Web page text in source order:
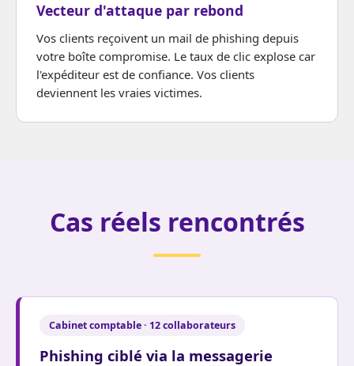
Vecteur d'attaque par rebond
Vos clients reçoivent un mail de phishing depuis
votre boîte compromise. Le taux de clic explose car
l'expéditeur est de confiance. Vos clients
deviennent les vraies victimes.
Cas réels rencontrés
Cabinet comptable · 12 collaborateurs
Phishing ciblé via la messagerie